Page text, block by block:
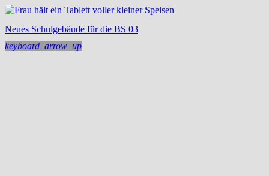
Neues Schulgebäude für die BS 03
keyboard_arrow_up